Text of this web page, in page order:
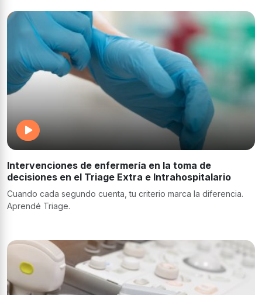
Intervenciones de enfermería en la toma de
decisiones en el Triage Extra e Intrahospitalario
Cuando cada segundo cuenta, tu criterio marca la diferencia.
Aprendé Triage.